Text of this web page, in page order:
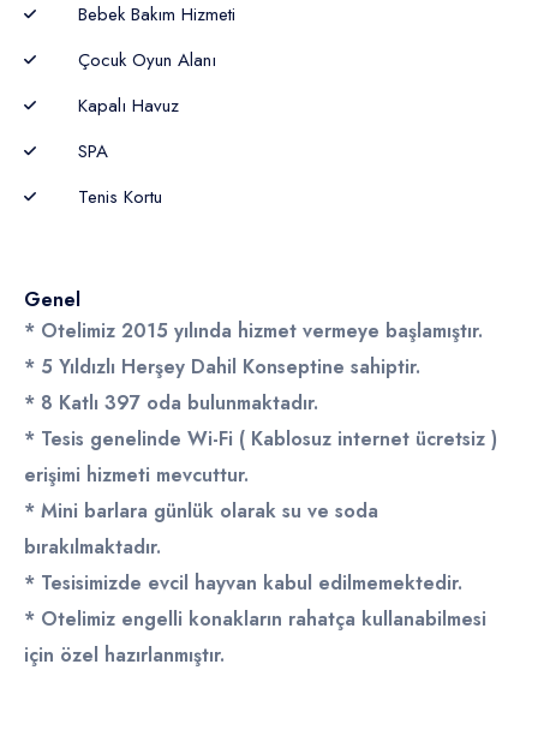
Bebek Bakım Hizmeti
Çocuk Oyun Alanı
Kapalı Havuz
SPA
Tenis Kortu
Genel
* Otelimiz 2015 yılında hizmet vermeye başlamıştır.
* 5 Yıldızlı Herşey Dahil Konseptine sahiptir.
* 8 Katlı 397 oda bulunmaktadır.
* Tesis genelinde Wi-Fi ( Kablosuz internet ücretsiz )
erişimi hizmeti mevcuttur.
* Mini barlara günlük olarak su ve soda
bırakılmaktadır.
* Tesisimizde evcil hayvan kabul edilmemektedir.
* Otelimiz engelli konakların rahatça kullanabilmesi
için özel hazırlanmıştır.